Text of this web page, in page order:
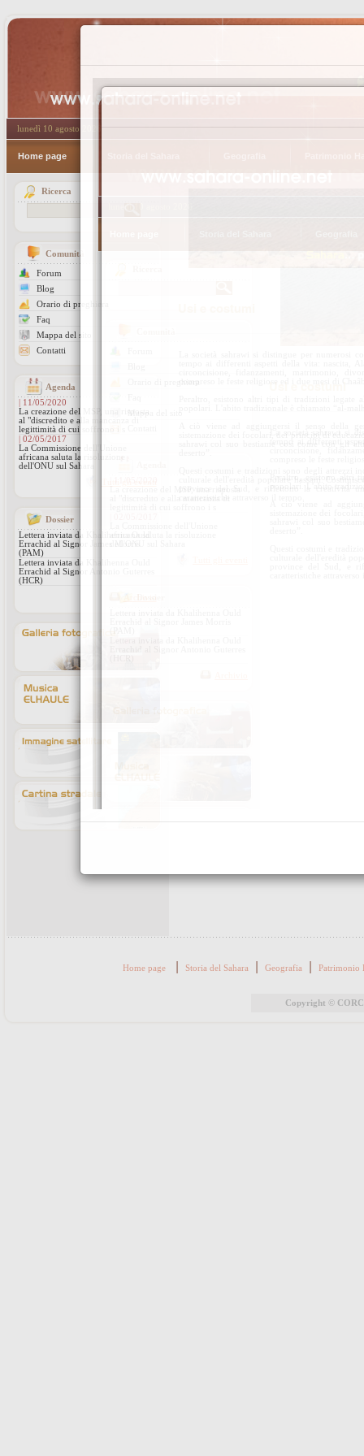
lunedì 10 agosto 2026
Home page
Ricerca
Comunità
Forum
Blog
Orario di preghiera
Faq
Mappa del sito
Contatti
Agenda
| 11/05/2020
La creazione del MSP, una risposta
al "discredito e alla mancanza di
legittimità di cui soffrono i s
| 02/05/2017
La Commissione dell'Unione
africana saluta la risoluzione
dell'ONU sul Sahara
Dossier
Lettera inviata da Khalihenna Ould
Errachid al Signor James Morris
(PAM)
Lettera inviata da Khalihenna Ould
Errachid al Signor Antonio Guterres
(HCR)
Archivio
compreso le feste religiose ed i due mesi di
sistemazione dei focolari, dei principi di
sahrawi col suo bestiame così come con gli
culturale dell'eredità popolare hassani.
province del Sud, e riflettono la creatività
caratteristiche attraverso il tempo.
Home page | Storia del Sahara | Geografia | Patrimonio
Copyright ©